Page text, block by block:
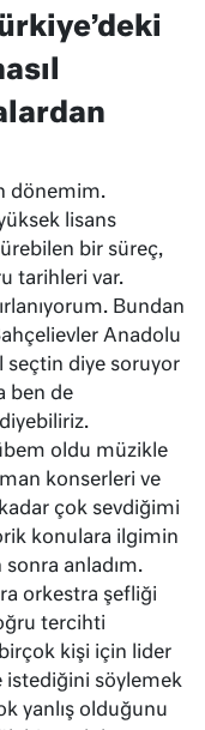
dönemim.
lisans
bir süreç,
tarihleri var.
Bundan
Anadolu
seçtin diye soruyor
ben de
oldu müzikle
konserleri ve
çok sevdiğimi
konulara ilgimin
anladım.
orkestra şefliği
tercihti
kişi için lider
istediğini söylemek
yanlış olduğunu